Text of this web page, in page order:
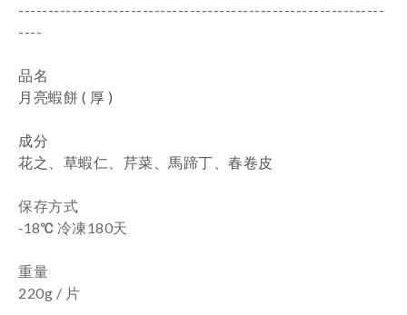
--------------------------------------------------------------
----
品名
月亮蝦餅 ( 厚 )
成分
花之、草蝦仁、芹菜、馬蹄丁、春卷皮
保存方式
-18℃ 冷凍180天
重量
220g / 片